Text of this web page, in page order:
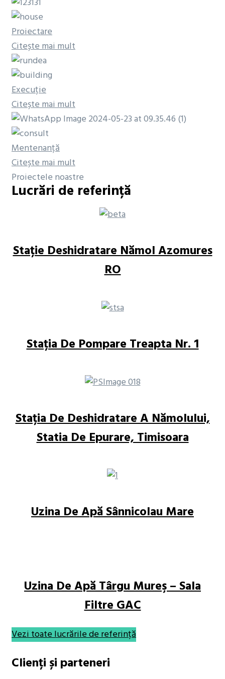
Proiectare
Citește mai mult
Execuție
Citește mai mult
Mentenanță
Citește mai mult
Proiectele noastre
Lucrări de referință
Stație Deshidratare Nămol Azomures
RO
Stația De Pompare Treapta Nr. 1
Stația De Deshidratare A Nămolului,
Statia De Epurare, Timisoara
Uzina De Apă Sânnicolau Mare
Uzina De Apă Târgu Mureş – Sala
Filtre GAC
Vezi toate lucrările de referință
Clienți și parteneri